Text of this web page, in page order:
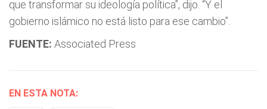
que transformar su ideología política”, dijo. “Y el
gobierno islámico no está listo para ese cambio”.
FUENTE: Associated Press
EN ESTA NOTA: